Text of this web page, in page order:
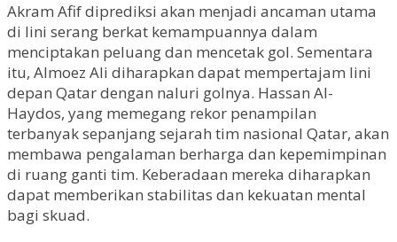
Akram Afif diprediksi akan menjadi ancaman utama
di lini serang berkat kemampuannya dalam
menciptakan peluang dan mencetak gol. Sementara
itu, Almoez Ali diharapkan dapat mempertajam lini
depan Qatar dengan naluri golnya. Hassan Al-
Haydos, yang memegang rekor penampilan
terbanyak sepanjang sejarah tim nasional Qatar, akan
membawa pengalaman berharga dan kepemimpinan
di ruang ganti tim. Keberadaan mereka diharapkan
dapat memberikan stabilitas dan kekuatan mental
bagi skuad.